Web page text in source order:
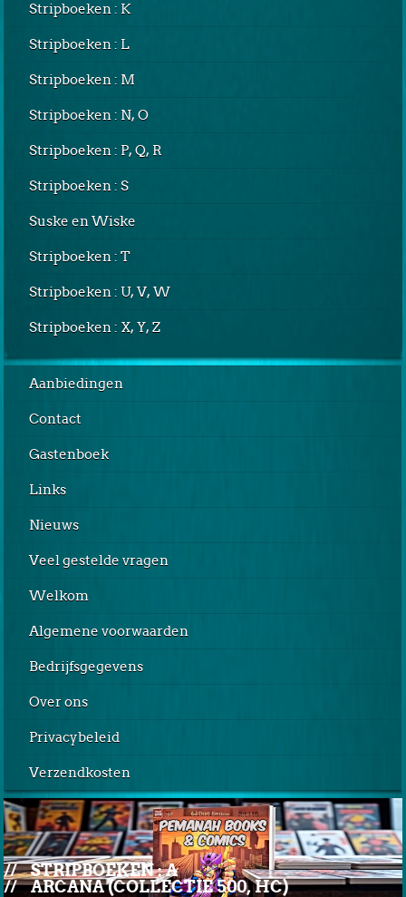
Stripboeken : K
Stripboeken : L
Stripboeken : M
Stripboeken : N, O
Stripboeken : P, Q, R
Stripboeken : S
Suske en Wiske
Stripboeken : T
Stripboeken : U, V, W
Stripboeken : X, Y, Z
Aanbiedingen
Contact
Gastenboek
Links
Nieuws
Veel gestelde vragen
Welkom
Algemene voorwaarden
Bedrijfsgegevens
Over ons
Privacybeleid
Verzendkosten
// STRIPBOEKEN : A
// ARCANA (COLLECTIE 500, HC)